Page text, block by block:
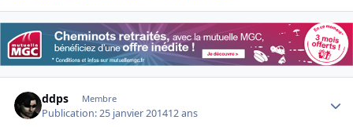
ddps Membre
Publication:25 janvier 201412 ans